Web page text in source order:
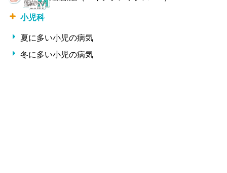
小児科
夏に多い小児の病気
冬に多い小児の病気